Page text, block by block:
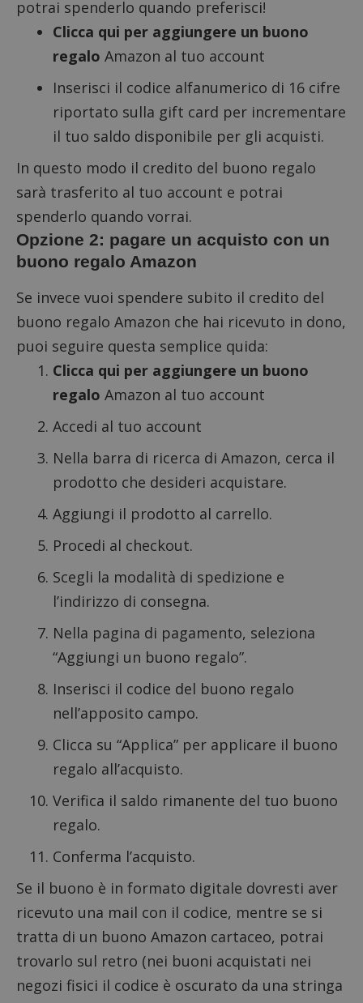
potrai spenderlo quando preferisci!
Clicca qui per aggiungere un buono
regalo Amazon al tuo account
Inserisci il codice alfanumerico di 16 cifre
riportato sulla gift card per incrementare
il tuo saldo disponibile per gli acquisti.
In questo modo il credito del buono regalo
sarà trasferito al tuo account e potrai
spenderlo quando vorrai.
Opzione 2: pagare un acquisto con un
buono regalo Amazon
Se invece vuoi spendere subito il credito del
buono regalo Amazon che hai ricevuto in dono,
puoi seguire questa semplice quida:
Clicca qui per aggiungere un buono
regalo Amazon al tuo account
Accedi al tuo account
Nella barra di ricerca di Amazon, cerca il
prodotto che desideri acquistare.
Aggiungi il prodotto al carrello.
Procedi al checkout.
Scegli la modalità di spedizione e
l’indirizzo di consegna.
Nella pagina di pagamento, seleziona
“Aggiungi un buono regalo”.
Inserisci il codice del buono regalo
nell’apposito campo.
Clicca su “Applica” per applicare il buono
regalo all’acquisto.
Verifica il saldo rimanente del tuo buono
regalo.
Conferma l’acquisto.
Se il buono è in formato digitale dovresti aver
ricevuto una mail con il codice, mentre se si
tratta di un buono Amazon cartaceo, potrai
trovarlo sul retro (nei buoni acquistati nei
negozi fisici il codice è oscurato da una stringa